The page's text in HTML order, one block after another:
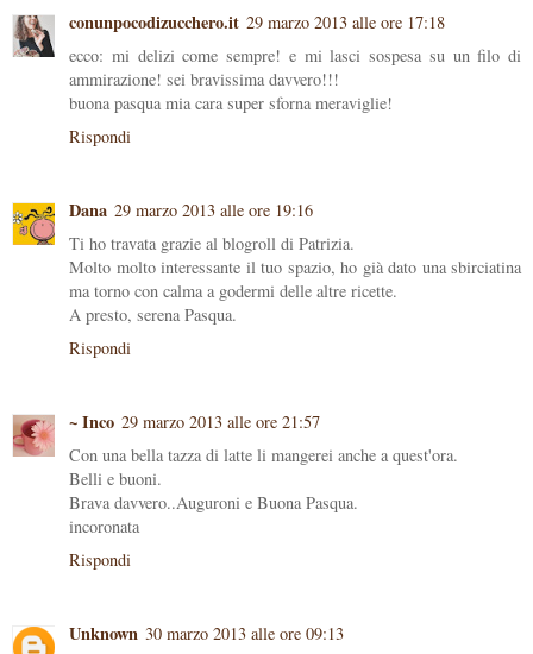
conunpocodizucchero.it 29 marzo 2013 alle ore 17:18
ecco: mi delizi come sempre! e mi lasci sospesa su un filo di
ammirazione! sei bravissima davvero!!!
buona pasqua mia cara super sforna meraviglie!
Rispondi
Dana 29 marzo 2013 alle ore 19:16
Ti ho travata grazie al blogroll di Patrizia.
Molto molto interessante il tuo spazio, ho già dato una sbirciatina
ma torno con calma a godermi delle altre ricette.
A presto, serena Pasqua.
Rispondi
~ Inco 29 marzo 2013 alle ore 21:57
Con una bella tazza di latte li mangerei anche a quest'ora.
Belli e buoni.
Brava davvero..Auguroni e Buona Pasqua.
incoronata
Rispondi
Unknown 30 marzo 2013 alle ore 09:13